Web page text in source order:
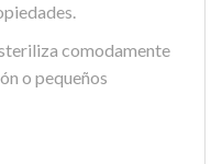
comodamente
o pequeños